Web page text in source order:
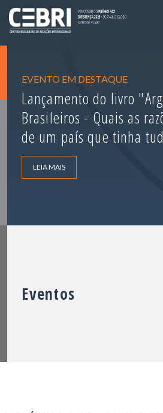
EVENTO EM DESTAQUE
Lançamento do livro
Brasileiros - Quais as
de um país que tinha
LEIA MAIS
Eventos